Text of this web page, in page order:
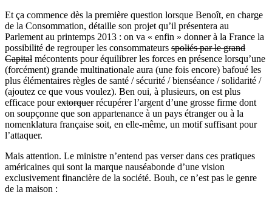
Et ça commence dès la première question lorsque Benoît, en charge
de la Consommation, détaille son projet qu’il présentera au
Parlement au printemps 2013 : on va « enfin » donner à la France la
possibilité de regrouper les consommateurs spoliés par le grand
Capital mécontents pour équilibrer les forces en présence lorsqu’une
(forcément) grande multinationale aura (une fois encore) bafoué les
plus élémentaires règles de santé / sécurité / bienséance / solidarité /
(ajoutez ce que vous voulez). Ben oui, à plusieurs, on est plus
efficace pourextorquerrécupérer l’argent d’une grosse firme dont
on soupçonne que son appartenance à un pays étranger ou à la
nomenklatura française soit, en elle-même, un motif suffisant pour
l’attaquer.
Mais attention. Le ministre n’entend pas verser dans ces pratiques
américaines qui sont la marque nauséabonde d’une vision
exclusivement financière de la société. Bouh, ce n’est pas le genre
de la maison :